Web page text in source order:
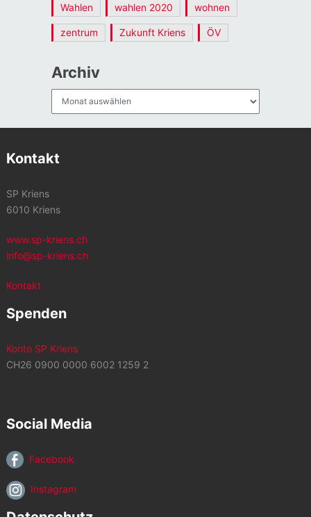
Wahlen wahlen 2020 wohnen
zentrum Zukunft Kriens ÖV
Archiv
Kontakt
SP Kriens
6010 Kriens
www.sp-kriens.ch
info@sp-kriens.ch
Kontakt
Spenden
Konto SP Kriens
CH26 0900 0000 6002 1259 2
Social Media
Facebook
Instagram